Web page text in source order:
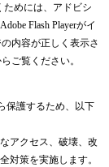
めには、アドビシ
Flash Playerがイ
内容が正しく表示さ
ご覧ください。
保護するため、以下
アクセス、破壊、改
対策を実施します。